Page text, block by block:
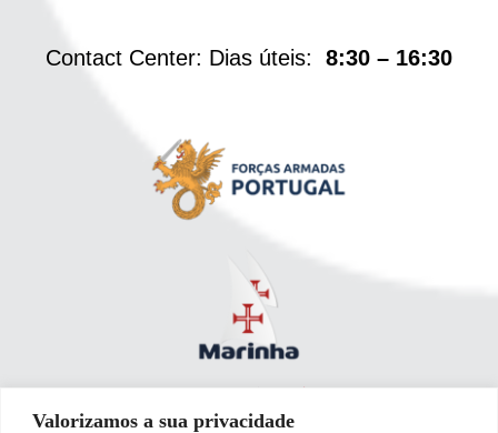
Valorizamos a sua privacidade
Contact Center: Dias úteis: 8:30 – 16:30